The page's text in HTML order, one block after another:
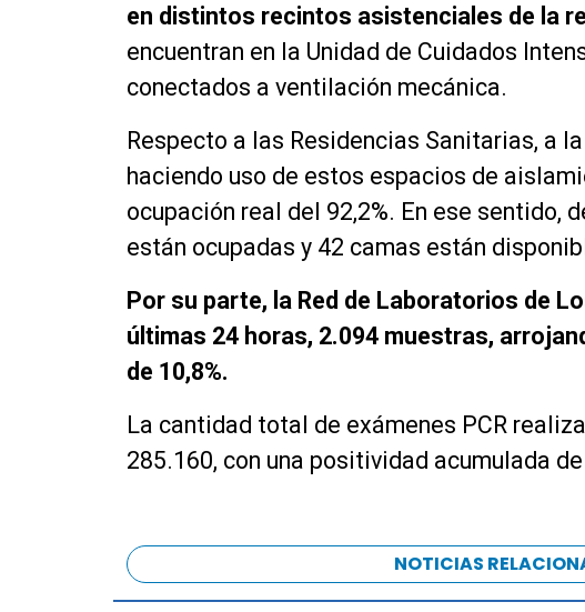
en distintos recintos asistenciales de la
encuentran en la Unidad de Cuidados
conectados a ventilación mecánica.
Respecto a las Residencias Sanitarias, a
haciendo uso de estos espacios de
ocupación real del 92,2%. En ese sentido,
están ocupadas y 42 camas están
Por su parte, la Red de Laboratorios de
últimas 24 horas, 2.094 muestras,
de 10,8%.
La cantidad total de exámenes PCR
285.160, con una positividad acumulada de
NOTICIAS